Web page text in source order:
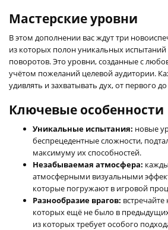
Мастерские уровни
В этом дополнении вас ждут три
из которых полон уникальных
поворотов. Это уровни, созданные с
учётом пожеланий целевой аудитории.
удивлять и захватывать дух, от первого
Ключевые особенности
Уникальные испытания: новые
беспрецедентные сложности,
максимуму их способностей.
Незабываемая атмосфера:
атмосферными визуальными
которые погружают в игровой
Разнообразие врагов:
которых ещё не было в
из которых требует особого